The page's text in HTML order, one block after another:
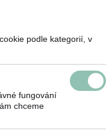
podle kategorií, v
fungování
chceme
uchovat